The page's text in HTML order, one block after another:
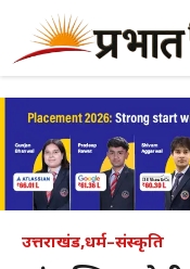
content
उत्तराखंड,धर्म–संस्कृति